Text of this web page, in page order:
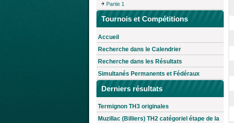
Partie 1
Tournois et Compétitions
Accueil
Recherche dans le Calendrier
Recherche dans les Résultats
Simultanés Permanents et Fédéraux
Derniers résultats
Termignon TH3 originales
Muzillac (Billiers) TH2 catégoriel étape de la